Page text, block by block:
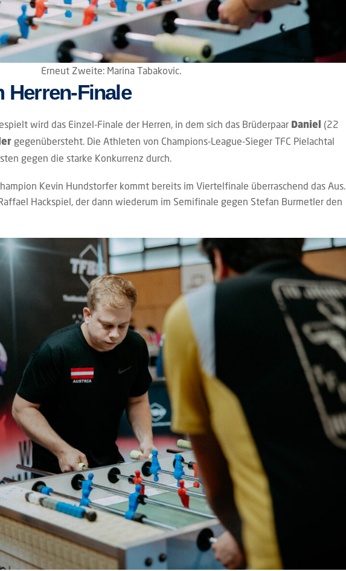
Erneut Zweite: Marina Tabakovic.
Herren-Finale
wird das Einzel-Finale der Herren, in dem sich das Brüderpaar Daniel
(22
gegenübersteht. Die Athleten von Champions-League-Sieger TFC Pielachtal
gegen die starke Konkurrenz durch.
Kevin Hundstorfer kommt bereits im Viertelfinale überraschend das Aus.
Hackspiel, der dann wiederum im Semifinale gegen Stefan Burmetler den